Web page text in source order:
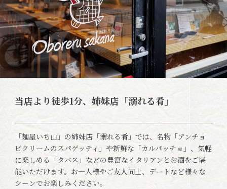
当店より徒歩1分、姉妹店「溺れる肴」
「麺屋いち山」の姉妹店「溺れる肴」では、名物「アンチョ
ビクリームのスパゲッティ」や新鮮な「カルパッチョ」、気軽
に楽しめる「タパス」などの豊富なイタリアンとお酒をご堪
能いただけます。お一人様やご友人同士、デートなど様々な
シーンでお楽しみください。